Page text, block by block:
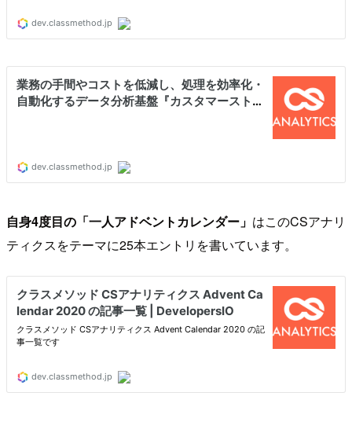
自身4度目の「一人アドベントカレンダー」 はこのCSアナリ
ティクスをテーマに25本エントリを書いています。